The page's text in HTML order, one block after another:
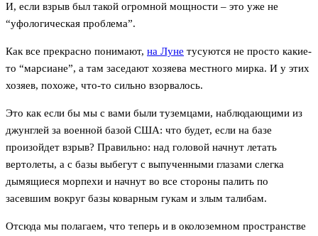
И, если взрыв был такой огромной мощности – это уже не
“уфологическая проблема”.
Как все прекрасно понимают, на Луне тусуются не просто какие-
то “марсиане”, а там заседают хозяева местного мирка. И у этих
хозяев, похоже, что-то сильно взорвалось.
Это как если бы мы с вами были туземцами, наблюдающими из
джунглей за военной базой США: что будет, если на базе
произойдет взрыв? Правильно: над головой начнут летать
вертолеты, а с базы выбегут с выпученными глазами слегка
дымящиеся морпехи и начнут во все стороны палить по
засевшим вокруг базы коварным гукам и злым талибам.
Отсюда мы полагаем, что теперь и в околоземном пространстве